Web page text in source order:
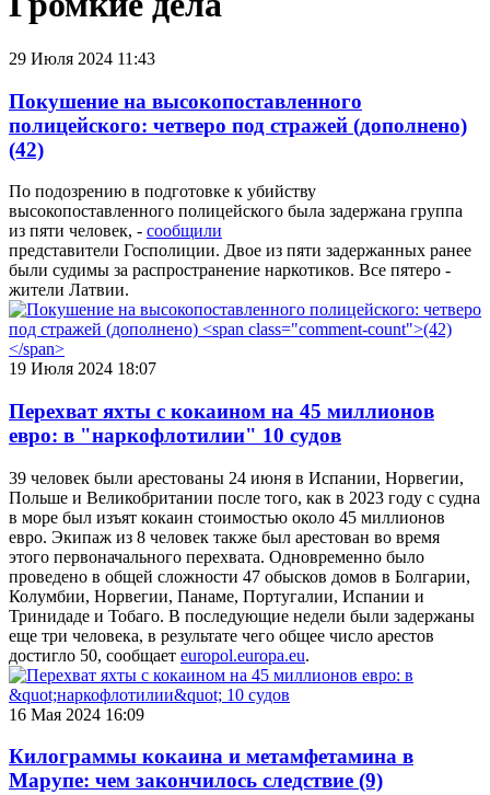
29 Июля 2024 11:43
Покушение на высокопоставленного
полицейского: четверо под стражей (дополнено)
(42)
По подозрению в подготовке к убийству
высокопоставленного полицейского была задержана группа
из пяти человек, - сообщили
представители Госполиции. Двое из пяти задержанных ранее
были судимы за распространение наркотиков. Все пятеро -
жители Латвии.
19 Июля 2024 18:07
Перехват яхты с кокаином на 45 миллионов
евро: в "наркофлотилии" 10 судов
39 человек были арестованы 24 июня в Испании, Норвегии,
Польше и Великобритании после того, как в 2023 году с судна
в море был изъят кокаин стоимостью около 45 миллионов
евро. Экипаж из 8 человек также был арестован во время
этого первоначального перехвата. Одновременно было
проведено в общей сложности 47 обысков домов в Болгарии,
Колумбии, Норвегии, Панаме, Португалии, Испании и
Тринидаде и Тобаго. В последующие недели были задержаны
еще три человека, в результате чего общее число арестов
достигло 50, сообщает europol.europa.eu.
16 Мая 2024 16:09
Килограммы кокаина и метамфетамина в
Марупе: чем закончилось следствие (9)